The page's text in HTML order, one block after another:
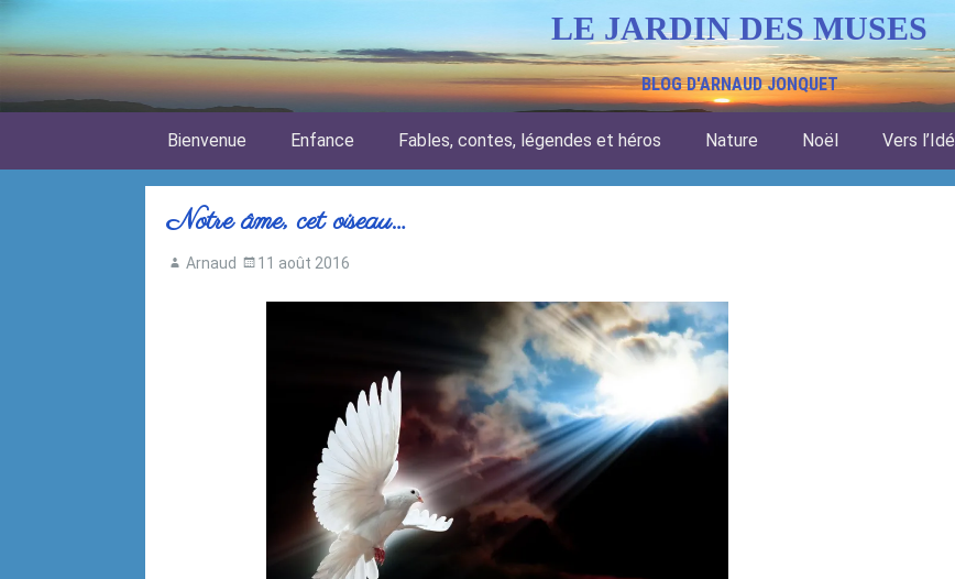
LE JARDIN DES MUSES
BLOG D'ARNAUD JONQUET
Bienvenue Enfance Fables, contes, légendes et héros Nature Noël Vers
Notre âme, cet oiseau…
Arnaud 11 août 2016